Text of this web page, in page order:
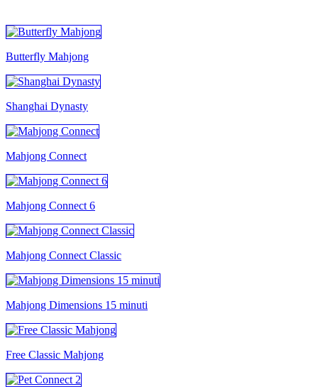
Butterfly Mahjong
Shanghai Dynasty
Mahjong Connect
Mahjong Connect 6
Mahjong Connect Classic
Mahjong Dimensions 15 minuti
Free Classic Mahjong